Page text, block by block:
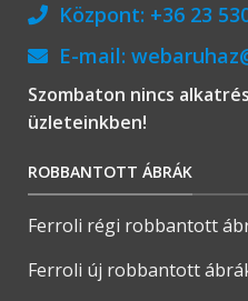
Központ: +36 23
E-mail:
Szombaton nincs
üzleteinkben!
ROBBANTOTT ÁBRÁK
Ferroli régi robbantott
Ferroli új robbantott